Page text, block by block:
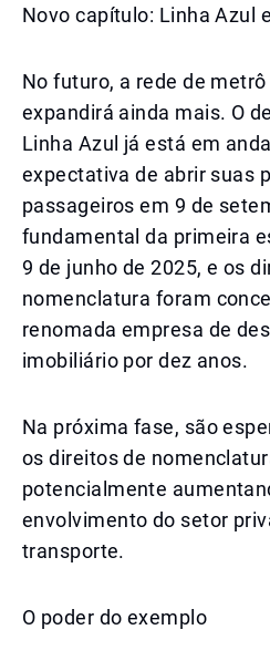
Novo capítulo: Linha Azul
No futuro, a rede de metrô
expandirá ainda mais. O
Linha Azul já está em
expectativa de abrir suas
passageiros em 9 de
fundamental da primeira
9 de junho de 2025, e os
nomenclatura foram
renomada empresa de
imobiliário por dez anos.
Na próxima fase, são
os direitos de
potencialmente
envolvimento do setor
transporte.
O poder do exemplo